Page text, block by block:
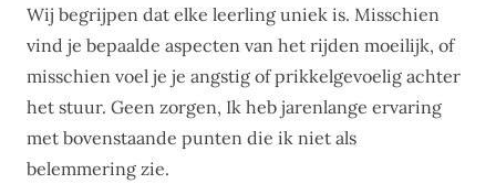
Wij begrijpen dat elke leerling uniek is. Misschien
vind je bepaalde aspecten van het rijden moeilijk, of
misschien voel je je angstig of prikkelgevoelig achter
het stuur. Geen zorgen, Ik heb jarenlange ervaring
met bovenstaande punten die ik niet als
belemmering zie.